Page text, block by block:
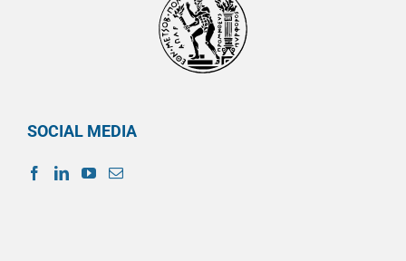
SOCIAL MEDIA